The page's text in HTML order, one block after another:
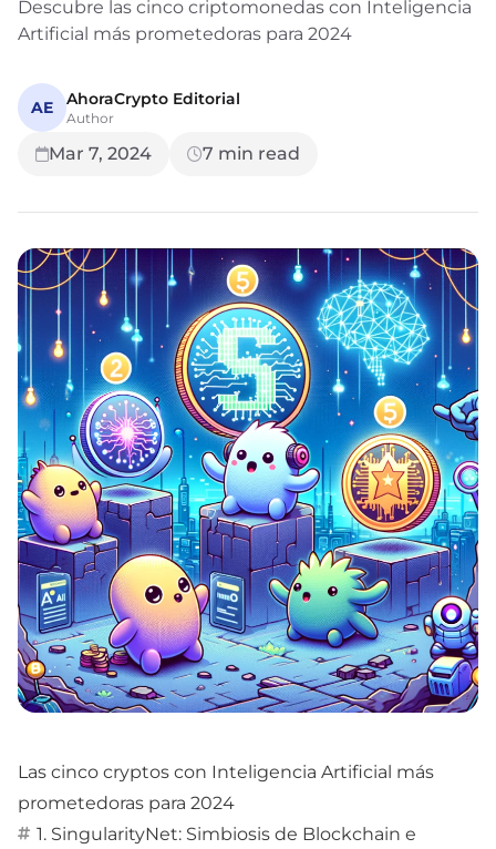
Descubre las cinco criptomonedas con Inteligencia
Artificial más prometedoras para 2024
AE AhoraCrypto Editorial
Author
Mar 7, 2024 7 min read
Las cinco cryptos con Inteligencia Artificial más
prometedoras para 2024
1. SingularityNet: Simbiosis de Blockchain e